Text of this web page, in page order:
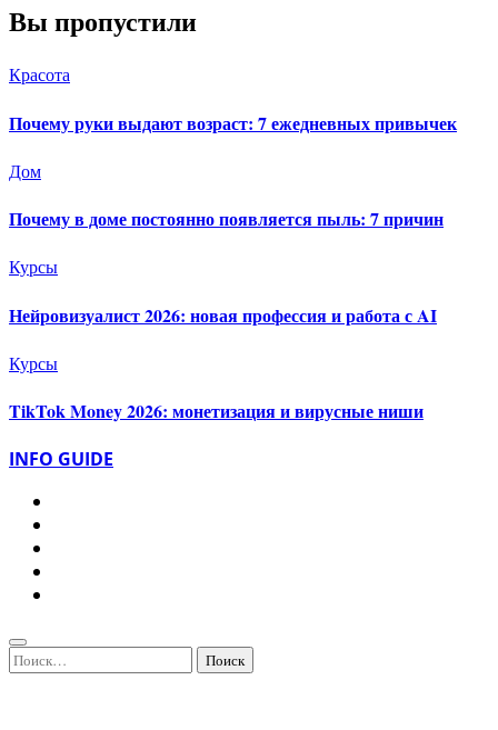
Вы пропустили
Красота
Почему руки выдают возраст: 7 ежедневных привычек
Дом
Почему в доме постоянно появляется пыль: 7 причин
Курсы
Нейровизуалист 2026: новая профессия и работа с AI
Курсы
TikTok Money 2026: монетизация и вирусные ниши
INFO GUIDE
Найти: